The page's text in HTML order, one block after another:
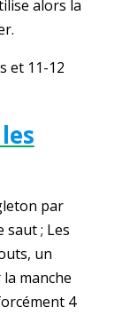
alors la
et 11-12
par
saut ; Les
un
manche
4